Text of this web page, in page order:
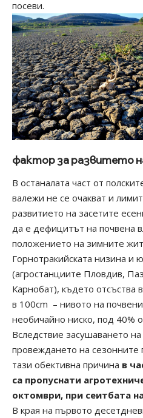
посеви.
фактор за развитето
В останалата част от
валежи не се очакват и
развитието на засетите
да е дефицитът на почвена
положението на зимните
Горнотракийската низина и
(агростанциите Пловдив,
Карнобат), където отсъства
в 100cm – нивото на
необичайно ниско, под 40%
Вследствие засушаването
провеждането на сезонните
тази обективна причина в
са пропуснати
октомври, при сеитбата
В края на първото